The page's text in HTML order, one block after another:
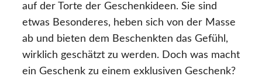
auf der Torte der Geschenkideen. Sie sind
etwas Besonderes, heben sich von der Masse
ab und bieten dem Beschenkten das Gefühl,
wirklich geschätzt zu werden. Doch was macht
ein Geschenk zu einem exklusiven Geschenk?